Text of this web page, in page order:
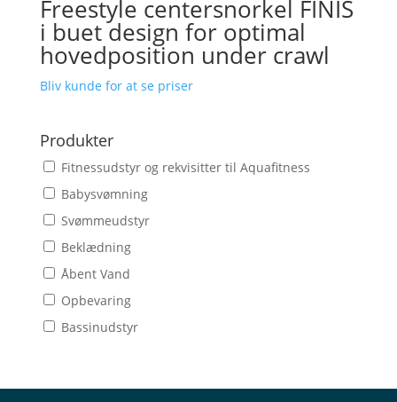
Freestyle centersnorkel FINIS
i buet design for optimal
hovedposition under crawl
Bliv kunde for at se priser
Produkter
Fitnessudstyr og rekvisitter til Aquafitness
Babysvømning
Svømmeudstyr
Beklædning
Åbent Vand
Opbevaring
Bassinudstyr